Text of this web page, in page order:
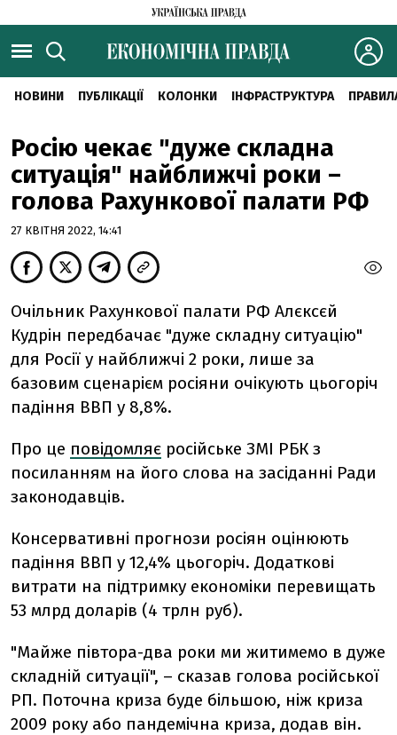
НОВИНИ ПУБЛІКАЦІЇ КОЛОНКИ ІНФРАСТРУКТУРА
Росію чекає "дуже складна
ситуація" найближчі роки –
голова Рахункової палати РФ
27 КВІТНЯ 2022, 14:41
Очільник Рахункової палати РФ Алєксєй
Кудрін передбачає "дуже складну ситуацію"
для Росії у найближчі 2 роки, лише за
базовим сценарієм росіяни очікують цьогоріч
падіння ВВП у 8,8%.
Про це повідомляє російське ЗМІ РБК з
посиланням на його слова на засіданні Ради
законодавців.
Консервативні прогнози росіян оцінюють
падіння ВВП у 12,4% цьогоріч. Додаткові
витрати на підтримку економіки перевищать
53 млрд доларів (4 трлн руб).
"Майже півтора-два роки ми житимемо в дуже
складній ситуації", – сказав голова російської
РП. Поточна криза буде більшою, ніж криза
2009 року або пандемічна криза, додав він.